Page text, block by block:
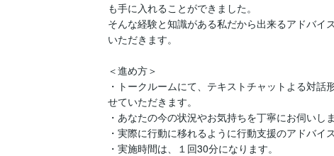
も手に入れることができました。
そんな経験と知識がある私だから出来るアドバイ
いただきます。
＜進め方＞
・トークルームにて、テキストチャットよる対話
せていただきます。
・あなたの今の状況やお気持ちを丁寧にお伺いしま
・実際に行動に移れるように行動支援のアドバイ
・実施時間は、１回30分になります。